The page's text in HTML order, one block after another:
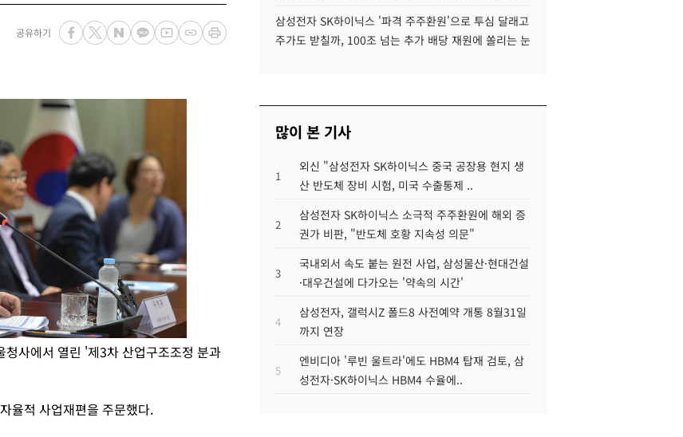
공유하기
사에서 열린 '제3차 산업구조조정 분과
율적 사업재편을 주문했다.
삼성전자 SK하이닉스 '파격 주주환원'으로 투심 달래고
주가도 받칠까, 100조 넘는 추가 배당 재원에 쏠리는 눈
많이 본 기사
1
외신 "삼성전자 SK하이닉스 중국 공장용 현지 생
산 반도체 장비 시험, 미국 수출통제 ..
2
삼성전자 SK하이닉스 소극적 주주환원에 해외 증
권가 비판, "반도체 호황 지속성 의문"
3
국내외서 속도 붙는 원전 사업, 삼성물산·현대건설
·대우건설에 다가오는 '약속의 시간'
4
삼성전자, 갤럭시Z 폴드8 사전예약 개통 8월31일
까지 연장
5
엔비디아 '루빈 울트라'에도 HBM4 탑재 검토, 삼
성전자·SK하이닉스 HBM4 수율에..